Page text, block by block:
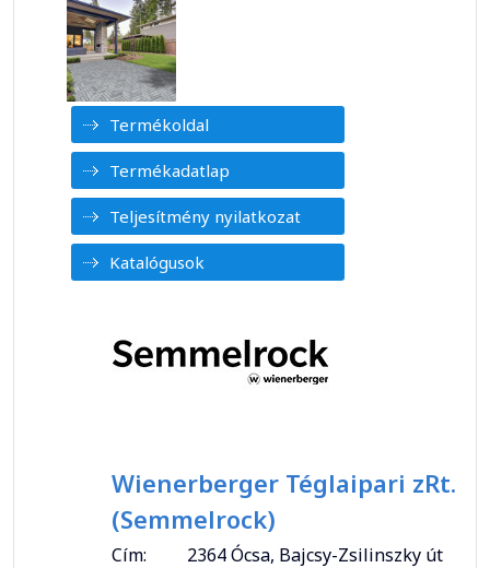
Termékoldal
Termékadatlap
Teljesítmény nyilatkozat
Katalógusok
Wienerberger Téglaipari zRt.
(Semmelrock)
Cím:
2364 Ócsa, Bajcsy-Zsilinszky út